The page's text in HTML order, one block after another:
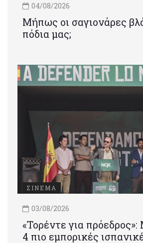
04/08/2026
Μήπως οι σαγιονάρες
πόδια μας;
ΣΙΝΕΜΑ
03/08/2026
«Τορέντε για πρόεδρος»:
4 πιο εμπορικές